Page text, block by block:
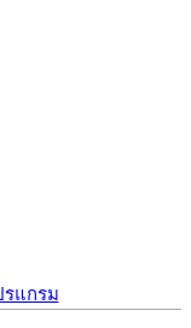
แกรม